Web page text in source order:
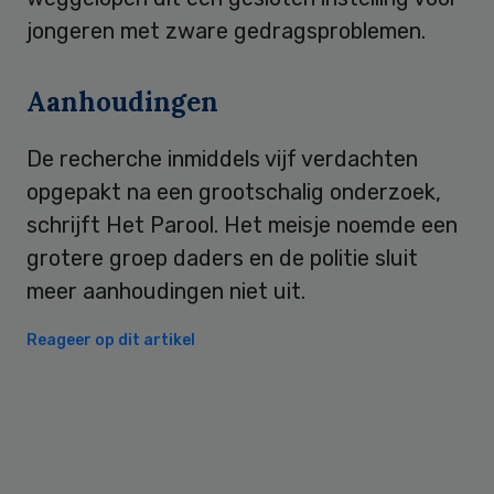
jongeren met zware gedragsproblemen.
Aanhoudingen
De recherche inmiddels vijf verdachten
opgepakt na een grootschalig onderzoek,
schrijft Het Parool. Het meisje noemde een
grotere groep daders en de politie sluit
meer aanhoudingen niet uit.
Reageer op dit artikel